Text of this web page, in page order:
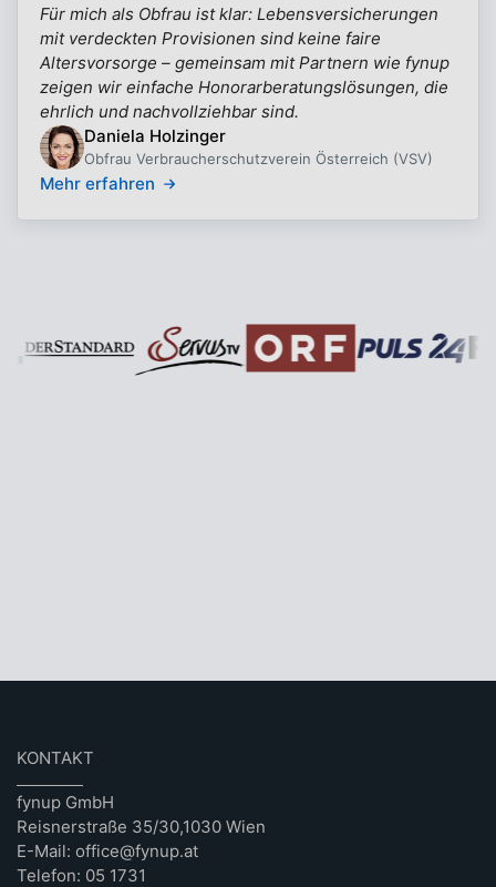
Für mich als Obfrau ist klar: Lebensversicherungen
mit verdeckten Provisionen sind keine faire
Altersvorsorge – gemeinsam mit Partnern wie fynup
zeigen wir einfache Honorarberatungslösungen, die
ehrlich und nachvollziehbar sind.
Daniela Holzinger
Obfrau Verbraucherschutzverein Österreich (VSV)
Mehr erfahren
KONTAKT
fynup GmbH
Reisnerstraße 35/30,1030 Wien
E-Mail: office@fynup.at
Telefon: 05 1731